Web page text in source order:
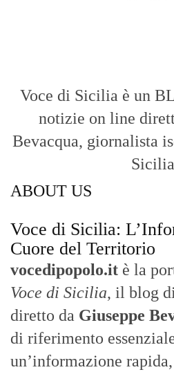
Voce di Sicilia è un
notizie on line
Bevacqua, giornalista
ABOUT US
Voce di Sicilia:
Cuore del Territorio
vocedipopolo.it è la
Voce di Sicilia, il blog
diretto da Giuseppe
di riferimento
un’informazione